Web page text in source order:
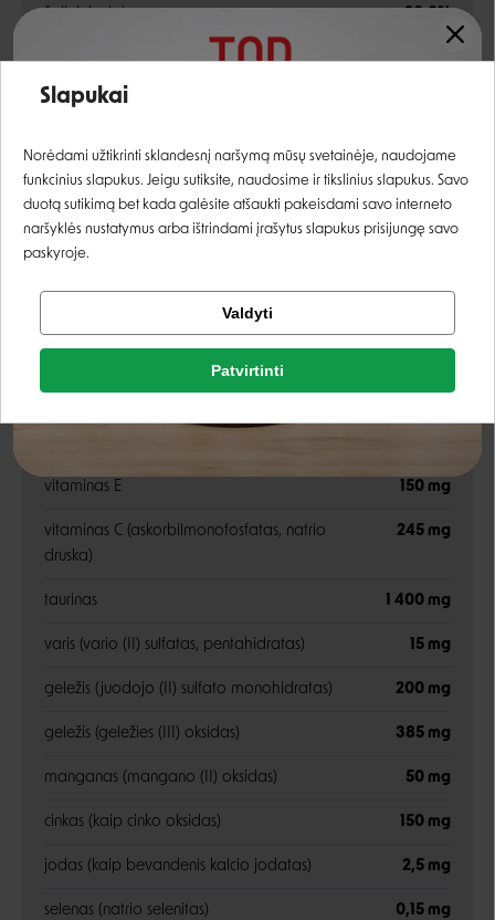
Rašyti atsiliepimą
žali pelenai 8,47%
žalia ląsteliena
kalcis 1,0%
natris 0,4%
Priedai
vitaminas E 150 mg
vitaminas C (askorbilmonofosfatas, natrio
druska)
245 mg
taurinas 1 400 mg
varis (vario (II) sulfatas, pentahidratas) 15 mg
geležis (juodojo (II) sulfato monohidratas) 200 mg
geležis (geležies (III) oksidas) 385 mg
manganas (mangano (II) oksidas) 50 mg
cinkas (kaip cinko oksidas) 150 mg
jodas (kaip bevandenis kalcio jodatas) 2,5 mg
selenas (natrio selenitas) 0,15 mg
Rašyti atsiliepimą
Registruotis
Facebook
Slapukai
Norėdami užtikrinti sklandesnį naršymą mūsų svetainėje, naudojame
funkcinius slapukus. Jeigu sutiksite, naudosime ir tikslinius slapukus. Savo
duotą sutikimą bet kada galėsite atšaukti pakeisdami savo interneto
naršyklės nustatymus arba ištrindami įrašytus slapukus prisijungę savo
paskyroje.
Valdyti
Patvirtinti